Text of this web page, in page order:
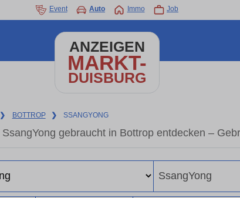
Event Auto Immo Job
ANZEIGEN
MARKT-
DUISBURG
❯ BOTTROP ❯ SSANGYONG
SsangYong gebraucht in Bottrop entdecken –